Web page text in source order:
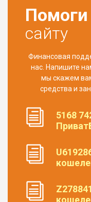
Помоги
сайту
Финансовая
нас. Напишите
мы скажем
средства и
5168